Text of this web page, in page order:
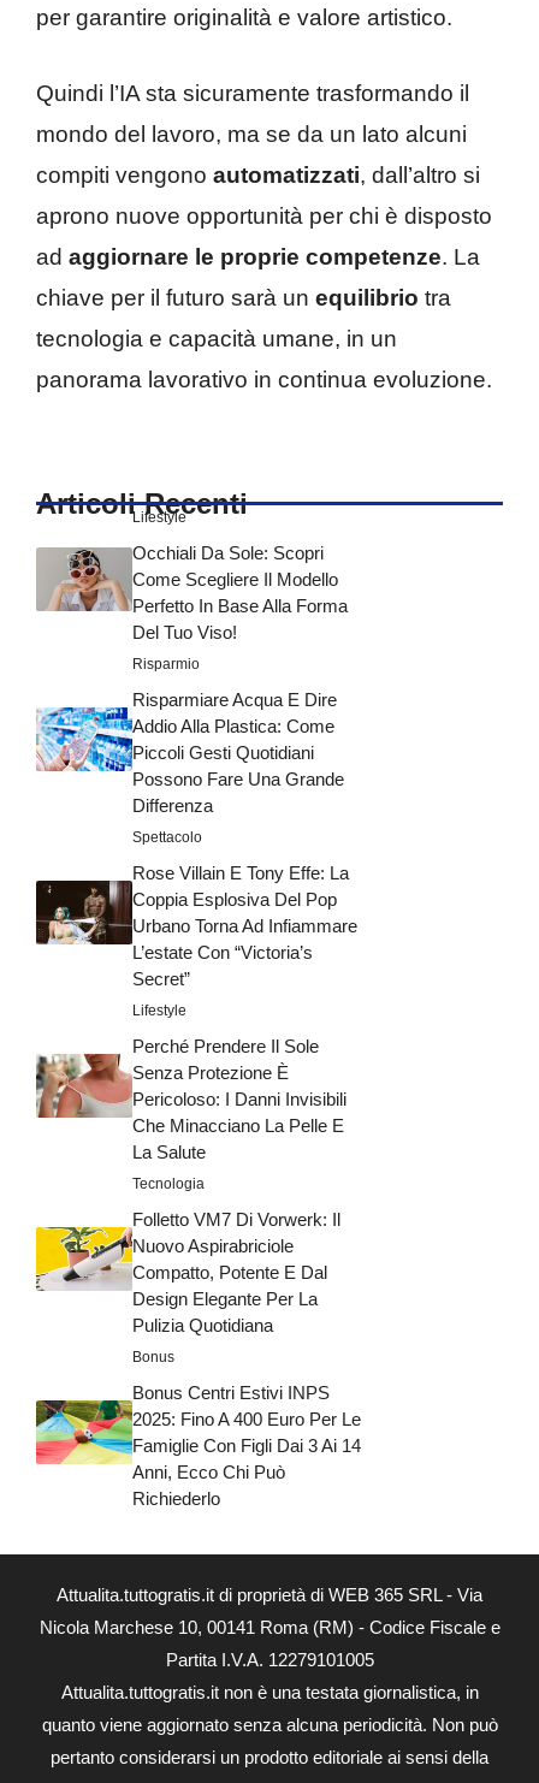
per garantire originalità e valore artistico.
Quindi l’IA sta sicuramente trasformando il
mondo del lavoro, ma se da un lato alcuni
compiti vengono automatizzati, dall’altro si
aprono nuove opportunità per chi è disposto
ad aggiornare le proprie competenze. La
chiave per il futuro sarà un equilibrio tra
tecnologia e capacità umane, in un
panorama lavorativo in continua evoluzione.
Articoli Recenti
Lifestyle
Occhiali Da Sole: Scopri
Come Scegliere Il Modello
Perfetto In Base Alla Forma
Del Tuo Viso!
Risparmio
Risparmiare Acqua E Dire
Addio Alla Plastica: Come
Piccoli Gesti Quotidiani
Possono Fare Una Grande
Differenza
Spettacolo
Rose Villain E Tony Effe: La
Coppia Esplosiva Del Pop
Urbano Torna Ad Infiammare
L’estate Con “Victoria’s
Secret”
Lifestyle
Perché Prendere Il Sole
Senza Protezione È
Pericoloso: I Danni Invisibili
Che Minacciano La Pelle E
La Salute
Tecnologia
Folletto VM7 Di Vorwerk: Il
Nuovo Aspirabriciole
Compatto, Potente E Dal
Design Elegante Per La
Pulizia Quotidiana
Bonus
Bonus Centri Estivi INPS
2025: Fino A 400 Euro Per Le
Famiglie Con Figli Dai 3 Ai 14
Anni, Ecco Chi Può
Richiederlo
Attualita.tuttogratis.it di proprietà di WEB 365 SRL - Via
Nicola Marchese 10, 00141 Roma (RM) - Codice Fiscale e
Partita I.V.A. 12279101005
Attualita.tuttogratis.it non è una testata giornalistica, in
quanto viene aggiornato senza alcuna periodicità. Non può
pertanto considerarsi un prodotto editoriale ai sensi della